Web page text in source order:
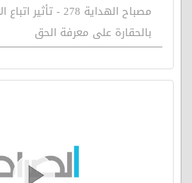
مصباح الهداية 278 -
بالحقارة على معرفة الحق